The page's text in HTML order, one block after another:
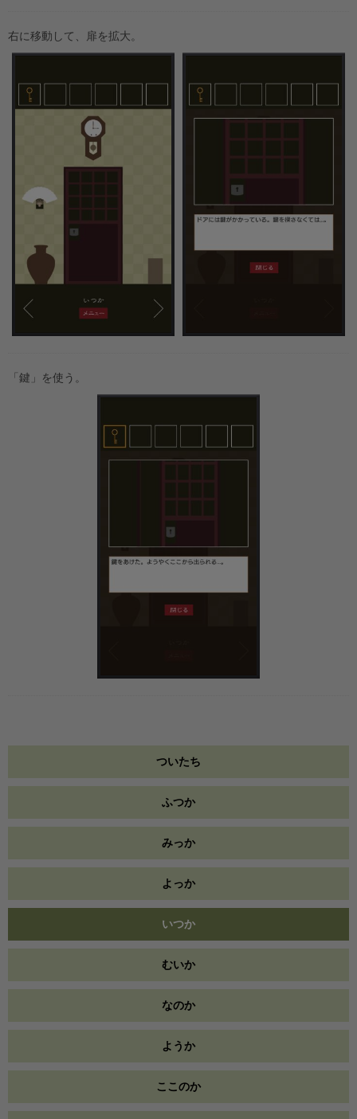
右に移動して、扉を拡大。
「鍵」を使う。
ついたち
ふつか
みっか
よっか
いつか
むいか
なのか
ようか
ここのか